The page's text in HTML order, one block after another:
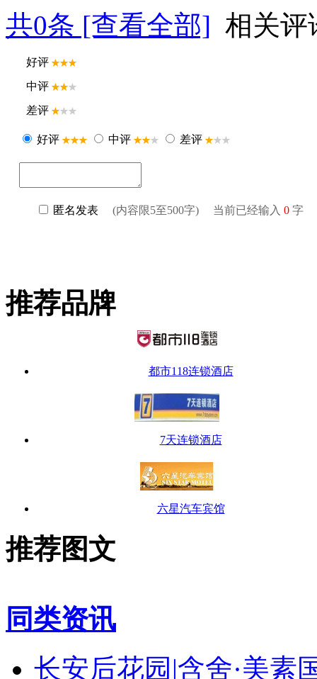
共0条 [查看全部] 相关评
推荐品牌
都市118连锁酒店
7天连锁酒店
六星汽车宾馆
推荐图文
同类资讯
长安后花园|含舍·美素